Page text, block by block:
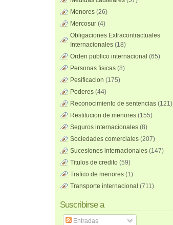
Menores (26)
Mercosur (4)
Obligaciones Extracontractuales
Internacionales (18)
Orden publico internacional (65)
Personas fisicas (8)
Pesificacion (175)
Poderes (44)
Reconocimiento de sentencias (121)
Restitucion de menores (155)
Seguros internacionales (8)
Sociedades comerciales (207)
Sucesiones internacionales (147)
Titulos de credito (59)
Trafico de menores (1)
Transporte internacional (711)
Suscribirse a
Entradas